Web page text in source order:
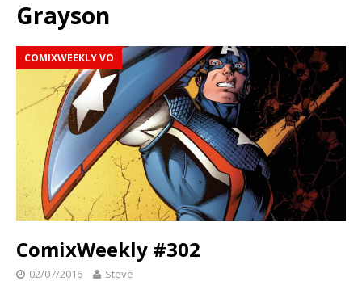
Grayson
COMIXWEEKLY VO
ComixWeekly #302
02/07/2016 Steve